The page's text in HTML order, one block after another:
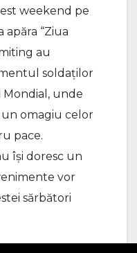
weekend pe
“Ziua
au
soldaților
Mondial, unde
un omagiu celor
pace.
își doresc un
vor
sărbători